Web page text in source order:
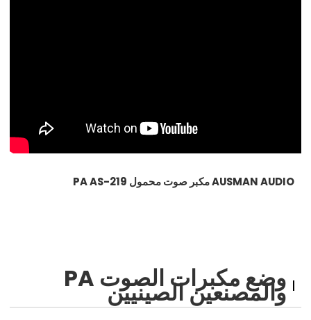
AUSMAN AUDIO مكبر صوت محمول PA AS-219
وضع مكبرات الصوت PA والمصنعين الصينيين